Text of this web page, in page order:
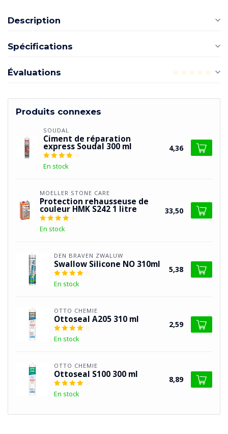
Description
Spécifications
Évaluations
Produits connexes
SOUDAL
Ciment de réparation
express Soudal 300 ml
En stock
4,36
MOELLER STONE CARE
Protection rehausseuse de
couleur HMK S242 1 litre
En stock
33,50
DEN BRAVEN ZWALUW
Swallow Silicone NO 310ml
En stock
5,38
OTTO CHEMIE
Ottoseal A205 310 ml
En stock
2,59
OTTO CHEMIE
Ottoseal S100 300 ml
En stock
8,89